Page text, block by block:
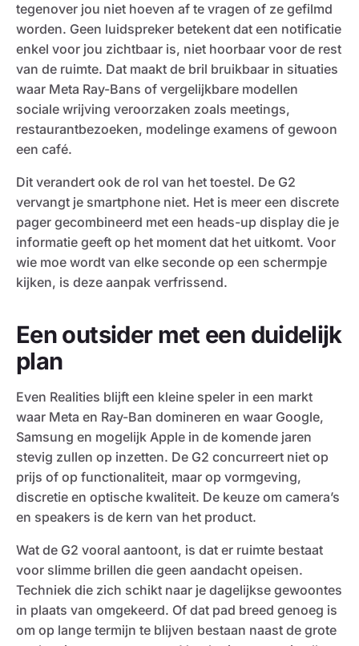
tegenover jou niet hoeven af te vragen of ze gefilmd
worden. Geen luidspreker betekent dat een notificatie
enkel voor jou zichtbaar is, niet hoorbaar voor de rest
van de ruimte. Dat maakt de bril bruikbaar in situaties
waar Meta Ray-Bans of vergelijkbare modellen
sociale wrijving veroorzaken zoals meetings,
restaurantbezoeken, modelinge examens of gewoon
een café.
Dit verandert ook de rol van het toestel. De G2
vervangt je smartphone niet. Het is meer een discrete
pager gecombineerd met een heads-up display die je
informatie geeft op het moment dat het uitkomt. Voor
wie moe wordt van elke seconde op een schermpje
kijken, is deze aanpak verfrissend.
Een outsider met een duidelijk
plan
Even Realities blijft een kleine speler in een markt
waar Meta en Ray-Ban domineren en waar Google,
Samsung en mogelijk Apple in de komende jaren
stevig zullen op inzetten. De G2 concurreert niet op
prijs of op functionaliteit, maar op vormgeving,
discretie en optische kwaliteit. De keuze om camera’s
en speakers is de kern van het product.
Wat de G2 vooral aantoont, is dat er ruimte bestaat
voor slimme brillen die geen aandacht opeisen.
Techniek die zich schikt naar je dagelijkse gewoontes
in plaats van omgekeerd. Of dat pad breed genoeg is
om op lange termijn te blijven bestaan naast de grote